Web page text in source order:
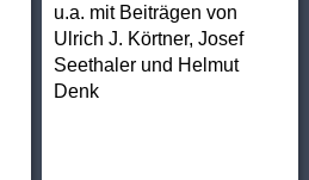
u.a. mit Beiträgen von
Ulrich J. Körtner, Josef
Seethaler und Helmut
Denk